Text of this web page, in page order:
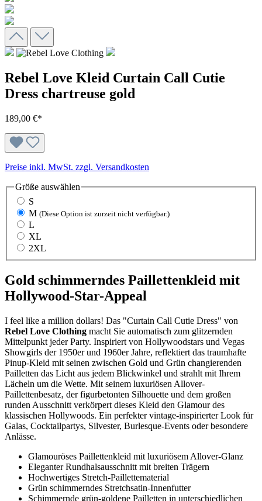
Rebel Love Kleid Curtain Call Cutie
Dress chartreuse gold
189,00 €*
Preise inkl. MwSt. zzgl. Versandkosten
Größe auswählen
S
M (Diese Option ist zurzeit nicht verfügbar.)
L
XL
2XL
Gold schimmerndes Paillettenkleid mit
Hollywood-Star-Appeal
I feel like a million dollars! Das "Curtain Call Cutie Dress" von
Rebel Love Clothing macht Sie automatisch zum glitzernden
Mittelpunkt jeder Party. Inspiriert von Hollywoodstars und Vegas
Showgirls der 1950er und 1960er Jahre, reflektiert das traumhafte
Pinup-Kleid mit seinen zwischen Gold und Grün changierenden
Pailletten das Licht aus jedem Blickwinkel und strahlt mit Ihrem
Lächeln um die Wette. Mit seinem luxuriösen Allover-
Paillettenbesatz, der figurbetonten Silhouette und dem großen
runden Ausschnitt verkörpert dieses Kleid den Glamour des
klassischen Hollywoods. Ein perfekter vintage-inspirierter Look für
Galas, Cocktailpartys, Silvester, Burlesque-Events oder besondere
Anlässe.
Glamouröses Paillettenkleid mit luxuriösem Allover-Glanz
Eleganter Rundhalsausschnitt mit breiten Trägern
Hochwertiges Stretch-Paillettematerial
Grün schimmerndes Stretchsatin-Innenfutter
Schimmernde grün-goldene Pailletten in unterschiedlichen